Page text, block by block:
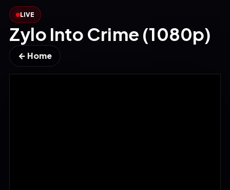
LIVE
Zylo Into Crime (1080p)
← Home